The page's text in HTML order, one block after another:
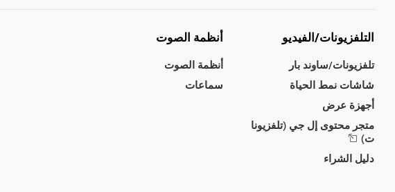
التلفزيونات/الفيديو
تلفزيونات/ساوند بار
شاشات نمط الحياة
أجهزة عرض
متجر محتوى إل جي (تلفزيونا
ت)
دليل الشراء
أنظمة الصوت
أنظمة الصوت
سماعات